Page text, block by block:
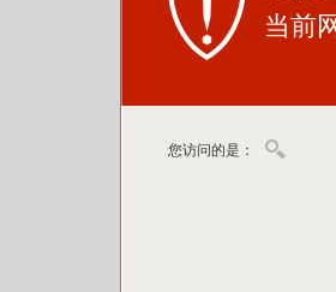
当前
您访问的是：